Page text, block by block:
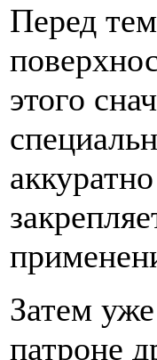
Перед
этого
Затем
патроне